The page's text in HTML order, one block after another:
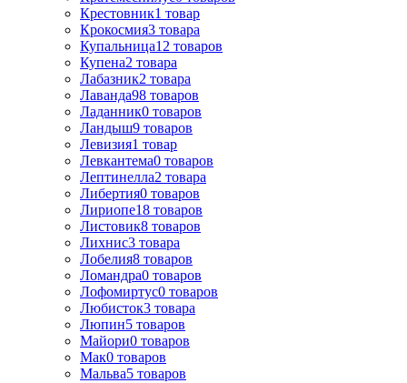
Крестовник1 товар
Крокосмия3 товара
Купальница12 товаров
Купена2 товара
Лабазник2 товара
Лаванда98 товаров
Ладанник0 товаров
Ландыш9 товаров
Левизия1 товар
Левкантема0 товаров
Лептинелла2 товара
Либертия0 товаров
Лириопе18 товаров
Листовик8 товаров
Лихнис3 товара
Лобелия8 товаров
Ломандра0 товаров
Лофомиртус0 товаров
Любисток3 товара
Люпин5 товаров
Майори0 товаров
Мак0 товаров
Мальва5 товаров